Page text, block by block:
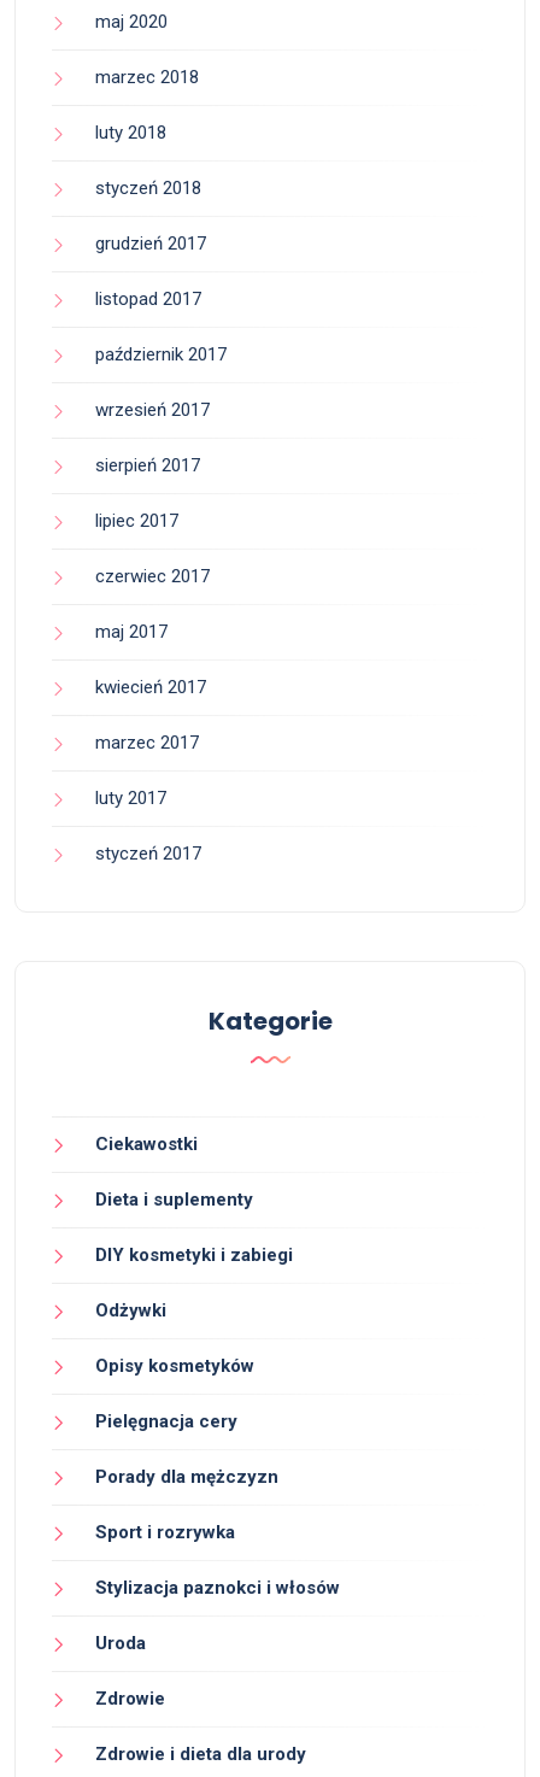
maj 2020
marzec 2018
luty 2018
styczeń 2018
grudzień 2017
listopad 2017
październik 2017
wrzesień 2017
sierpień 2017
lipiec 2017
czerwiec 2017
maj 2017
kwiecień 2017
marzec 2017
luty 2017
styczeń 2017
Kategorie
Ciekawostki
Dieta i suplementy
DIY kosmetyki i zabiegi
Odżywki
Opisy kosmetyków
Pielęgnacja cery
Porady dla mężczyzn
Sport i rozrywka
Stylizacja paznokci i włosów
Uroda
Zdrowie
Zdrowie i dieta dla urody